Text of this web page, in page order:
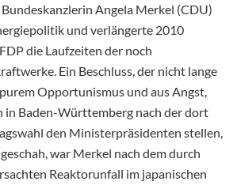
Angela Merkel (CDU)
und verlängerte 2010
die Laufzeiten der noch
Ein Beschluss, der nicht lange
Opportunismus und aus Angst,
in Baden-Württemberg nach der dort
den Ministerpräsidenten stellen,
war Merkel nach dem durch
Reaktorunfall im japanischen